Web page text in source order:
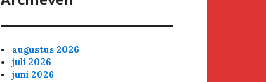
augustus 2026
juli 2026
juni 2026